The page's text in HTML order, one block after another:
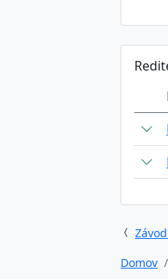
Domov